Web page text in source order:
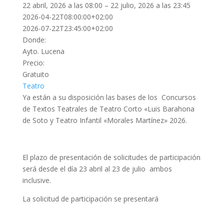
22 abril, 2026 a las 08:00 – 22 julio, 2026 a las 23:45
2026-04-22T08:00:00+02:00
2026-07-22T23:45:00+02:00
Donde:
Ayto. Lucena
Precio:
Gratuito
Teatro
Ya están a su disposición las bases de los Concursos
de Textos Teatrales de Teatro Corto «Luis Barahona
de Soto y Teatro Infantil «Morales Martínez» 2026.
El plazo de presentación de solicitudes de participación
será desde el día 23 abril al 23 de julio ambos
inclusive.
La solicitud de participación se presentará